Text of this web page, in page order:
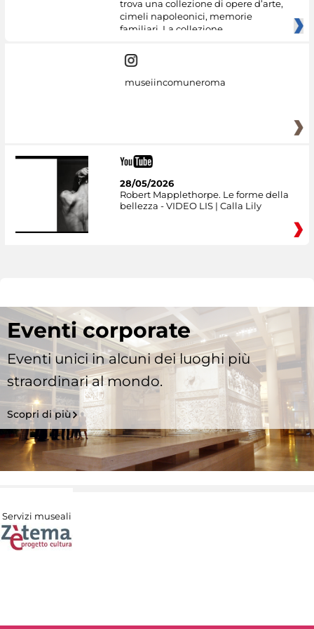
trova una collezione di opere d’arte,
cimeli napoleonici, memorie
familiari. La collezione
museiincomuneroma
28/05/2026
Robert Mapplethorpe. Le forme della
bellezza - VIDEO LIS | Calla Lily
Eventi corporate
Eventi unici in alcuni dei luoghi più
straordinari al mondo.
Scopri di più
Servizi museali